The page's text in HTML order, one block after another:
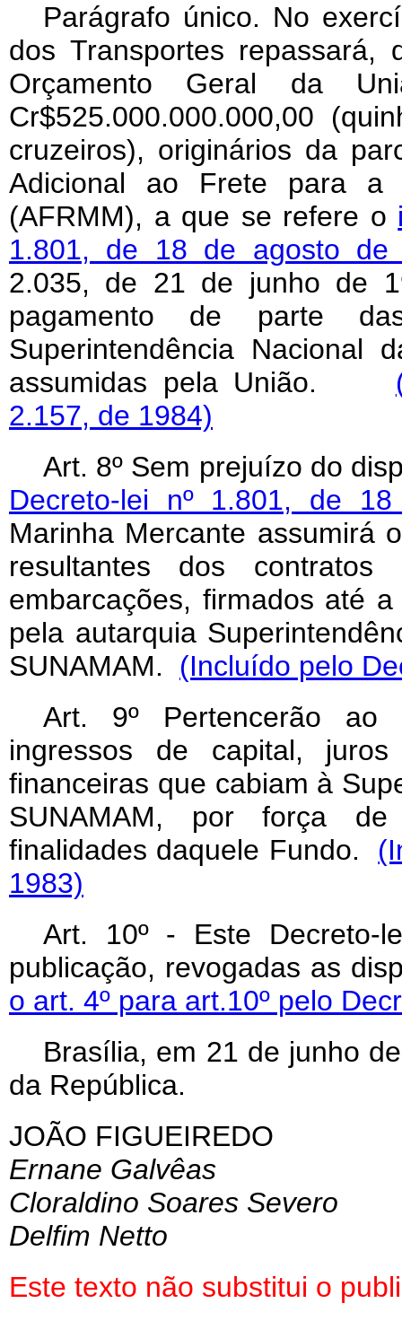
Parágrafo único. No
dos Transportes
Orçamento Geral da
Cr$525.000.000.000,00
cruzeiros), originários da
Adicional ao Frete para a
(AFRMM), a que se refere o
1.801, de 18 de agosto de
2.035, de 21 de junho de
pagamento de parte
Superintendência Nacional
assumidas pela União.
2.157, de 1984)
Art. 8º Sem prejuízo do
Decreto-lei nº 1.801, de
Marinha Mercante assumirá
resultantes dos
embarcações, firmados até
pela autarquia
SUNAMAM. (Incluído pelo
Art. 9º Pertencerão ao
ingressos de capital,
financeiras que cabiam à
SUNAMAM, por força
finalidades daquele Fundo.
1983)
Art. 10º - Este Decreto-
publicação, revogadas as
o art. 4º para art.10º pelo
Brasília, em 21 de junho
da República.
JOÃO FIGUEIREDO
Ernane Galvêas
Cloraldino Soares Severo
Delfim Netto
Este texto não substitui o